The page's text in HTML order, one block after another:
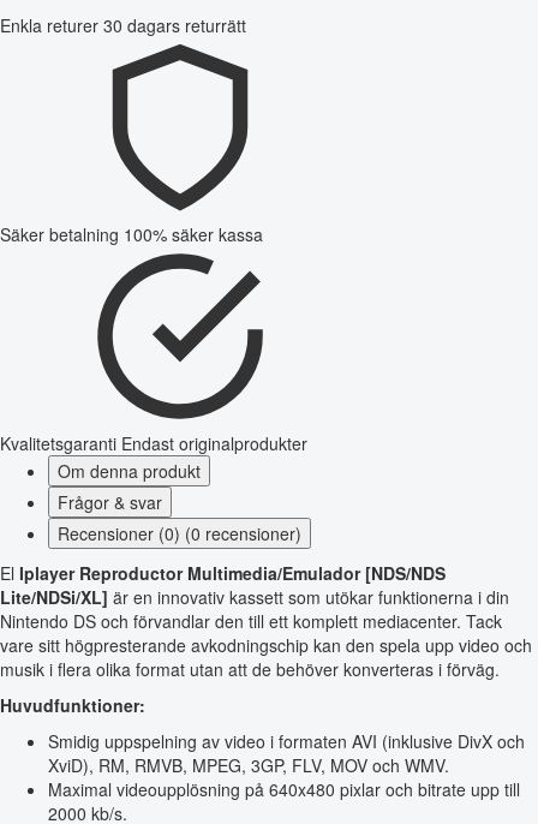
Enkla returer 30 dagars returrätt
Säker betalning 100% säker kassa
Kvalitetsgaranti Endast originalprodukter
Om denna produkt
Frågor & svar
Recensioner (0) (0 recensioner)
El Iplayer Reproductor Multimedia/Emulador [NDS/NDS
Lite/NDSi/XL] är en innovativ kassett som utökar funktionerna i din
Nintendo DS och förvandlar den till ett komplett mediacenter. Tack
vare sitt högpresterande avkodningschip kan den spela upp video och
musik i flera olika format utan att de behöver konverteras i förväg.
Huvudfunktioner:
Smidig uppspelning av video i formaten AVI (inklusive DivX och
XviD), RM, RMVB, MPEG, 3GP, FLV, MOV och WMV.
Maximal videoupplösning på 640x480 pixlar och bitrate upp till
2000 kb/s.